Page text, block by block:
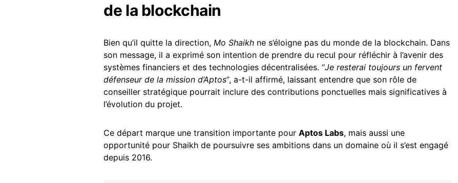
de la blockchain
Bien qu’il quitte la direction, Mo Shaikh ne s’éloigne pas du monde de la blockchain. Dans
son message, il a exprimé son intention de prendre du recul pour réfléchir à l’avenir des
systèmes financiers et des technologies décentralisées. “Je resterai toujours un fervent
défenseur de la mission d’Aptos“, a-t-il affirmé, laissant entendre que son rôle de
conseiller stratégique pourrait inclure des contributions ponctuelles mais significatives à
l’évolution du projet.
Ce départ marque une transition importante pour Aptos Labs, mais aussi une
opportunité pour Shaikh de poursuivre ses ambitions dans un domaine où il s’est engagé
depuis 2016.